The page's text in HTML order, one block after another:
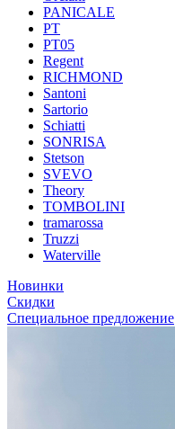
PANICALE
PT
PT05
Regent
RICHMOND
Santoni
Sartorio
Schiatti
SONRISA
Stetson
SVEVO
Theory
TOMBOLINI
tramarossa
Truzzi
Waterville
Новинки
Скидки
Специальное предложение